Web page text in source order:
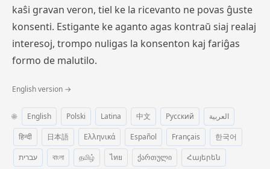
kaŝi gravan veron, tiel ke la ricevanto ne povas ĝuste
konsenti. Estigante ke aganto agas kontraŭ siaj realaj
interesoj, trompo nuligas la konsenton kaj fariĝas
formo de malutilo.
English version →
🌐 English Polski Latina 中文 Русский
العربية
हिन्दी
日本語 Ελληνικά Español Français
한국어
עברית
বাংলা தமிழ் ไทย ქართული
Հայերեն